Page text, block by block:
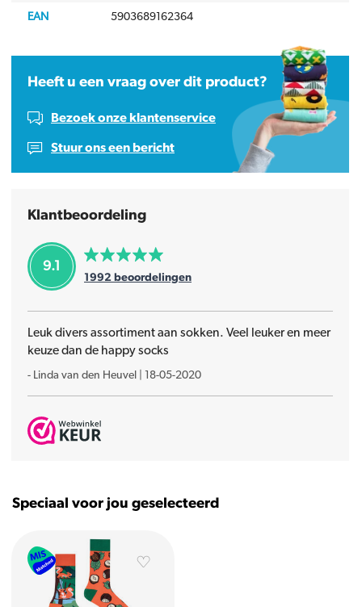
EAN 5903689162364
Heeft u een vraag over dit product?
Bezoek onze klantenservice
Stuur ons een bericht
Klantbeoordeling
9.1
1992 beoordelingen
Leuk divers assortiment aan sokken. Veel leuker en meer
keuze dan de happy socks
- Linda van den Heuvel 18-05-2020
Speciaal voor jou geselecteerd